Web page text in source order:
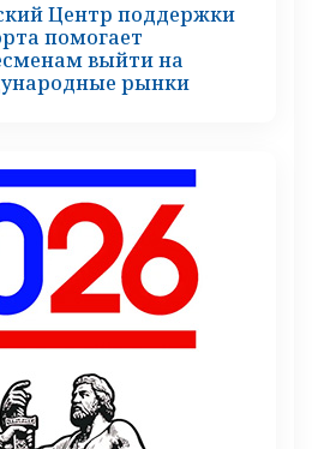
Центр поддержки
помогает
выйти на
рынки